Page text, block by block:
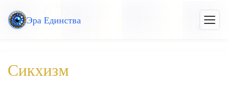
Эра Единства
меню
Сикхизм